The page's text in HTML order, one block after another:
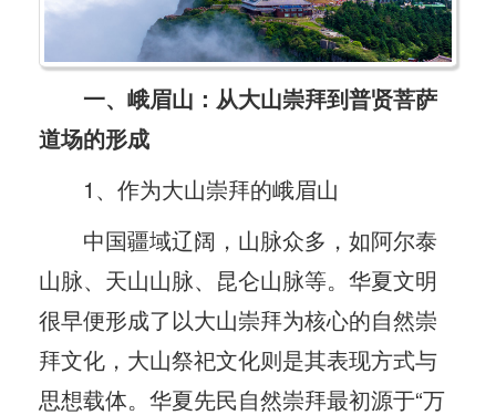
一、峨眉山：从大山崇拜到普贤菩萨
道场的形成
1、作为大山崇拜的峨眉山
中国疆域辽阔，山脉众多，如阿尔泰
山脉、天山山脉、昆仑山脉等。华夏文明
很早便形成了以大山崇拜为核心的自然崇
拜文化，大山祭祀文化则是其表现方式与
思想载体。华夏先民自然崇拜最初源于“万